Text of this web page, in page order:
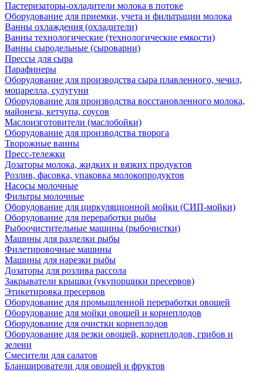
Пастеризаторы-охладители молока в потоке
Оборудование для приемки, учета и фильтрации молока
Ванны охлаждения (охладители)
Ванны технологические (технологические емкости)
Ванны сыродельные (сыроварни)
Прессы для сыра
Парафинеры
Оборудование для производства сыра плавленного, чечил,
моцарелла, сулугуни
Оборудование для производства восстановленного молока,
майонеза, кетчупа, соусов
Маслоизготовители (маслобойки)
Оборудование для производства творога
Творожные ванны
Пресс-тележки
Дозаторы молока, жидких и вязких продуктов
Розлив, фасовка, упаковка молокопродуктов
Насосы молочные
Фильтры молочные
Оборудование для циркуляционной мойки (СИП-мойки)
Оборудование для переработки рыбы
Рыбоочистительные машины (рыбочистки)
Машины для разделки рыбы
Филетировочные машины
Машины для нарезки рыбы
Дозаторы для розлива рассола
Закрыватели крышки (укупорщики пресервов)
Этикетировка пресервов
Оборудование для промышленной переработки овощей
Оборудование для мойки овощей и корнеплодов
Оборудование для очистки корнеплодов
Оборудование для резки овощей, корнеплодов, грибов и
зелени
Смесители для салатов
Бланширователи для овощей и фруктов